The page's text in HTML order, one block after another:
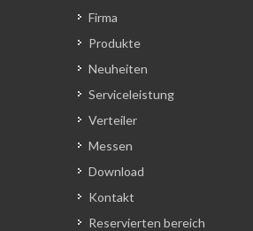
Firma
Produkte
Neuheiten
Serviceleistung
Verteiler
Messen
Download
Kontakt
Reservierten bereich